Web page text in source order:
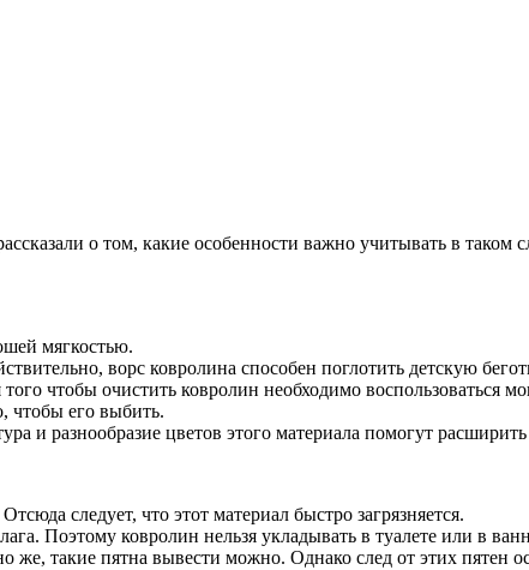
о том, какие особенности важно учитывать в таком
мягкостью.
ворс ковролина способен поглотить детскую
чтобы очистить ковролин необходимо
чтобы его выбить.
и разнообразие цветов этого материала помогут
следует, что этот материал быстро загрязняется.
Поэтому ковролин нельзя укладывать в туалете или в
такие пятна вывести можно. Однако след от этих пятен